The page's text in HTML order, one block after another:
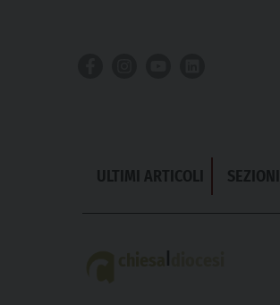
ULTIMI ARTICOLI SEZIONI